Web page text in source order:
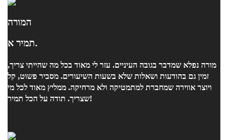
המורה
תמיר א.
מורה נפלא שמדבר בגובה העיניים. עזר לי מאוד בכל מה שהייתי צריך,
זמין גם בהודעות ושאלות שלא בשעות השיעורים. מסביר פשוט, קל
ויוצר אווירה שמחברת למתמטיקה ולא מרחיקה. ממליץ מאוד לכל מי
שצריך. תודה על הכל תמיר!